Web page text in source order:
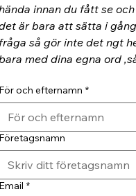
innan du fått se
är bara att sätta i
så gör inte det ngt
med dina egna ord
och efternamn *
*